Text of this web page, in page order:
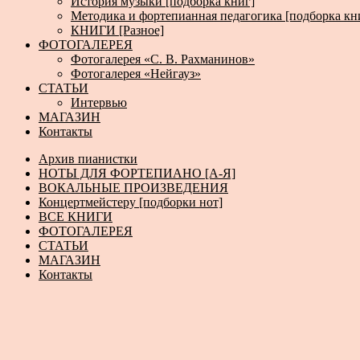
Методика и фортепианная педагогика [подборка
КНИГИ [Разное]
ФОТОГАЛЕРЕЯ
Фотогалерея «С. В. Рахманинов»
Фотогалерея «Нейгауз»
СТАТЬИ
Интервью
МАГАЗИН
Контакты
Архив пианистки
НОТЫ ДЛЯ ФОРТЕПИАНО [А-Я]
ВОКАЛЬНЫЕ ПРОИЗВЕДЕНИЯ
Концертмейстеру [подборки нот]
ВСЕ КНИГИ
ФОТОГАЛЕРЕЯ
СТАТЬИ
МАГАЗИН
Контакты